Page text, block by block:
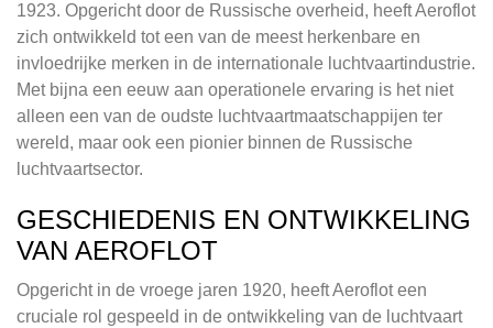
1923. Opgericht door de Russische overheid, heeft Aeroflot
zich ontwikkeld tot een van de meest herkenbare en
invloedrijke merken in de internationale luchtvaartindustrie.
Met bijna een eeuw aan operationele ervaring is het niet
alleen een van de oudste luchtvaartmaatschappijen ter
wereld, maar ook een pionier binnen de Russische
luchtvaartsector.
GESCHIEDENIS EN ONTWIKKELING
VAN AEROFLOT
Opgericht in de vroege jaren 1920, heeft Aeroflot een
cruciale rol gespeeld in de ontwikkeling van de luchtvaart